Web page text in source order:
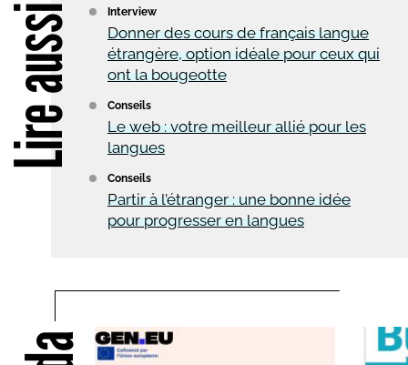
Interview
Donner des cours de français langue
étrangère, option idéale pour ceux qui
ont la bougeotte
Conseils
Le web : votre meilleur allié pour les
langues
Conseils
Partir à l’étranger : une bonne idée
pour progresser en langues